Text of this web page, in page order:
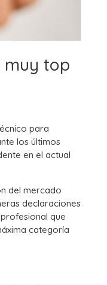
muy top
para
los últimos
en el actual
del mercado
declaraciones
que
categoría